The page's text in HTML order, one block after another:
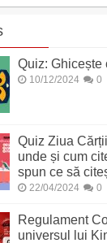
Quiz: Ghicește
10/12/2024 0
Quiz Ziua
unde și cum
spun ce să
22/04/2024 0
Regulament
universul lui